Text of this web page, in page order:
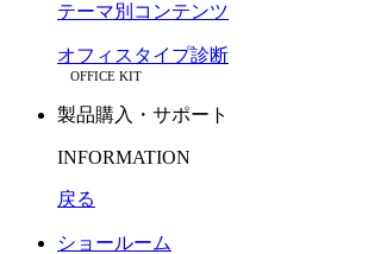
テーマ別コンテンツ
オフィスタイプ診断
OFFICE KIT
製品購入・サポート
INFORMATION
戻る
ショールーム